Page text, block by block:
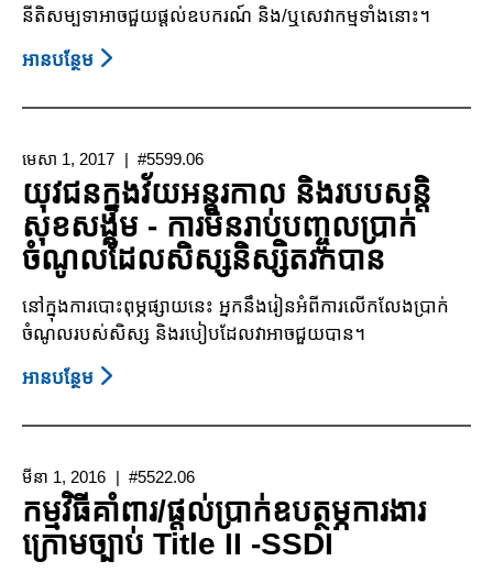
នីតិសម្បទាអាចជួយផ្តល់ឧបករណ៍ និង/ឬសេវាកម្មទាំងនោះ។
អាន​បន្ថែម About
ទទួល
ឧបករណ៍
បច្ចេកវិជ្ជា
ជំនួយ
តាមរយៈ
ដ្ឋានស
នីតិ
សម្បទា
មេសា 1, 2017 #5599.06
យុវជនក្នុងវ័យអន្តរកាល និងរបបសន្តិ
សុខសង្គម - ការមិនរាប់បញ្ចូលប្រាក់
ចំណូលដែលសិស្សនិស្សិតរកបាន
នៅក្នុងការបោះពុម្ភផ្សាយនេះ អ្នកនឹងរៀនអំពីការលើកលែងប្រាក់
ចំណូលរបស់សិស្ស និងរបៀបដែលវាអាចជួយបាន។
អាន​បន្ថែម About
ក្នុងវ័យ
កាល
និងរបប
សន្តិ
មីនា 1, 2016 #5522.06
កម្មវិធីគាំពារ/ផ្តល់ប្រាក់ឧបត្ថម្ភការងារ
ក្រោមច្បាប់ Title II -SSDI